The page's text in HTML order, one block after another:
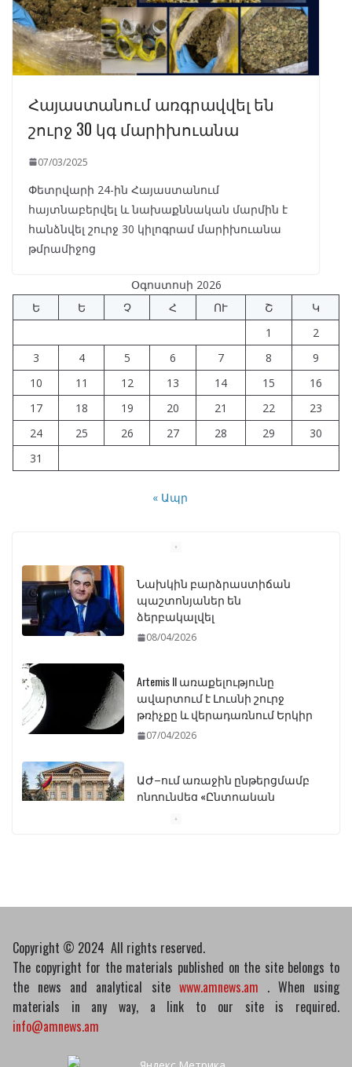
Հայաստանում առգրավվել են
շուրջ 30 կգ մարիխուանա
07/03/2025
Փետրվարի 24-ին Հայաստանում
հայտնաբերվել և նախաքննական մարմին է
հանձնվել շուրջ 30 կիլոգրամ մարիխուանա
թմրամիջոց
Օգոստոսի 2026
Ե
Ե Չ Հ ՈՒ Շ
Կ
1
2
3
4 5 6 7 8
9
10
11 12 13 14 15
16
17
18 19 20 21 22
23
24
25 26 27 28 29
30
31
« Ապր
Նախկին բարձրաստիճան
պաշտոնյաներ են
ձերբակալվել
08/04/2026
Artemis II առաքելությունը
ավարտում է Լուսնի շուրջ
թռիչքը և վերադառնում Երկիր
07/04/2026
ԱԺ–ում առաջին ընթերցմամբ
ընդունվեց «Ընտրական
կբողոքարկի Գարեգին
սահմանափակման
վերացման որոշումը
13/04/2026
Copyright © 2024 All rights reserved.
The copyright for the materials published on the site belongs to
the news and analytical site www.amnews.am . When using
materials in any way, a link to our site is required.
info@amnews.am